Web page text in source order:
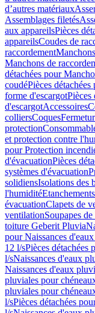
d’autres matériaux
Assemblages filetés
aux appareilsPièces
appareilsCoudes de
raccordement
Manchons de
détachées pour
coudéPièces
forme d'escargotPièces
d'escargotAccessoires
colliersCoques
protection
et protection contre
pour Protection
d'évacuationPièces
systèmes d'évacuation
solidiensIsolations des
l'humiditéEtanchements
évacuationClapets de
ventilationSoupapes
toiture Geberit Pluvia
pour Naissances
12 l/sPièces détachées
l/sNaissances d'eaux
Naissances d'eaux
pluviales pour
pluviales pour
l/sPièces détachées